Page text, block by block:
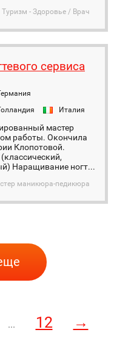
Туризм - Здоровье / Врач
сервиса
Италия
мастер
работы. Окончила
Клопотовой.
Наращивание ногт...
маникюра-педикюра
... 12 →